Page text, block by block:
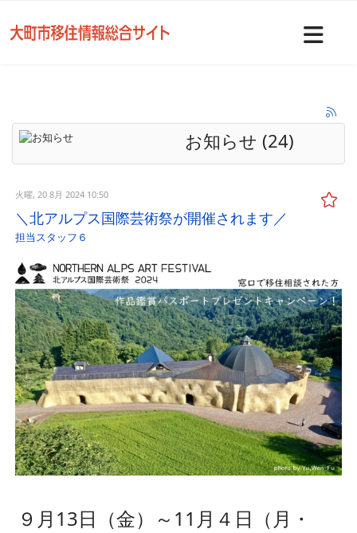
お知らせ (24)
火曜, 20 8月 2024 10:50
＼北アルプス国際芸術祭が開催されます／
担当スタッフ６
９月13日（金）～11月４日（月・